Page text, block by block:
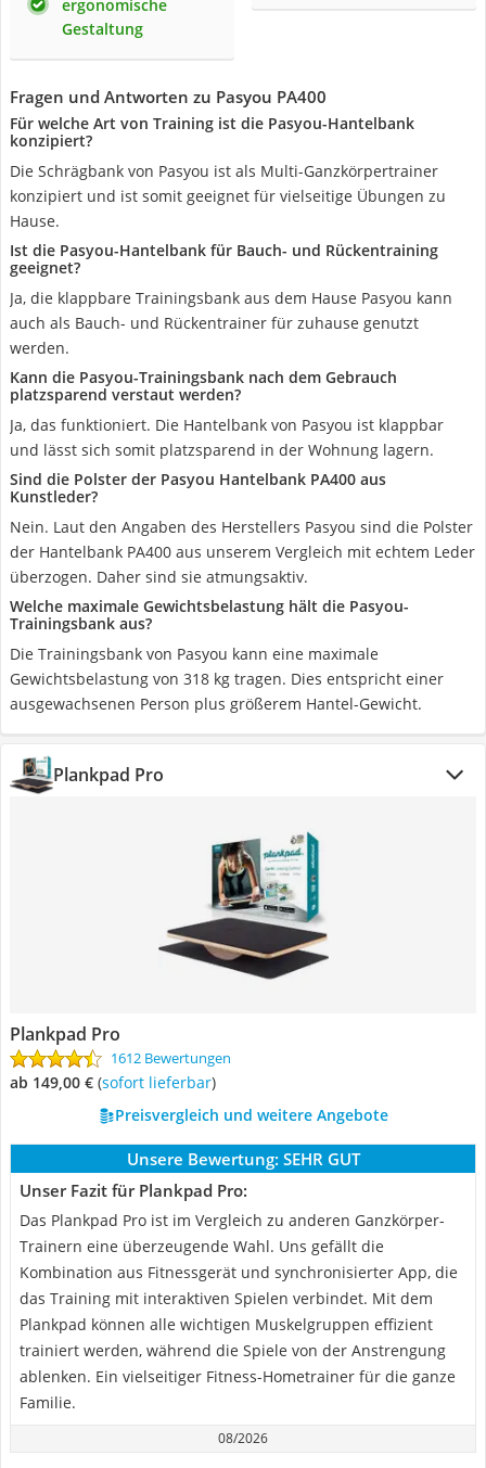
ergonomische
Gestaltung
Fragen und Antworten zu Pasyou PA400
Für welche Art von Training ist die Pasyou-Hantelbank
konzipiert?
Die Schrägbank von Pasyou ist als Multi-Ganzkörpertrainer
konzipiert und ist somit geeignet für vielseitige Übungen zu
Hause.
Ist die Pasyou-Hantelbank für Bauch- und Rückentraining
geeignet?
Ja, die klappbare Trainingsbank aus dem Hause Pasyou kann
auch als Bauch- und Rückentrainer für zuhause genutzt
werden.
Kann die Pasyou-Trainingsbank nach dem Gebrauch
platzsparend verstaut werden?
Ja, das funktioniert. Die Hantelbank von Pasyou ist klappbar
und lässt sich somit platzsparend in der Wohnung lagern.
Sind die Polster der Pasyou Hantelbank PA400 aus
Kunstleder?
Nein. Laut den Angaben des Herstellers Pasyou sind die Polster
der Hantelbank PA400 aus unserem Vergleich mit echtem Leder
überzogen. Daher sind sie atmungsaktiv.
Welche maximale Gewichtsbelastung hält die Pasyou-
Trainingsbank aus?
Die Trainingsbank von Pasyou kann eine maximale
Gewichtsbelastung von 318 kg tragen. Dies entspricht einer
ausgewachsenen Person plus größerem Hantel-Gewicht.
Plankpad Pro
Plankpad Pro
1612 Bewertungen
ab 149,00 € ( Sofort lieferbar)
Preisvergleich und weitere Angebote
Unsere Bewertung: SEHR GUT
Unser Fazit für Plankpad Pro:
Das Plankpad Pro ist im Vergleich zu anderen Ganzkörper-
Trainern eine überzeugende Wahl. Uns gefällt die
Kombination aus Fitnessgerät und synchronisierter App, die
das Training mit interaktiven Spielen verbindet. Mit dem
Plankpad können alle wichtigen Muskelgruppen effizient
trainiert werden, während die Spiele von der Anstrengung
ablenken. Ein vielseitiger Fitness-Hometrainer für die ganze
Familie.
08/2026